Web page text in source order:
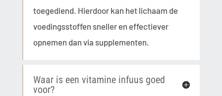
toegediend. Hierdoor kan het lichaam de
voedingsstoffen sneller en effectiever
opnemen dan via supplementen.
Waar is een vitamine infuus goed
voor?